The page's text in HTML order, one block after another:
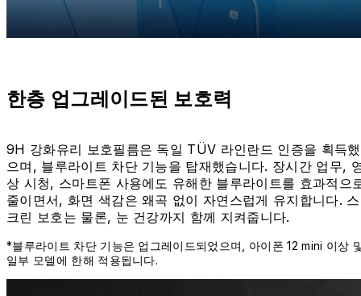
한층 업그레이드된 보호력
9H 강화유리 보호필름은 독일 TÜV 라인란드 인증을 획득했
으며, 블루라이트 차단 기능을 탑재했습니다. 장시간 업무,
상 시청, 스마트폰 사용에도 유해한 블루라이트를 효과적으
줄이면서, 화면 색감은 왜곡 없이 자연스럽게 유지합니다. 스
크린 보호는 물론, 눈 건강까지 함께 지켜줍니다.
*블루라이트 차단 기능은 업그레이드되었으며, 아이폰 12 mini 이상
일부 모델에 한해 적용됩니다.